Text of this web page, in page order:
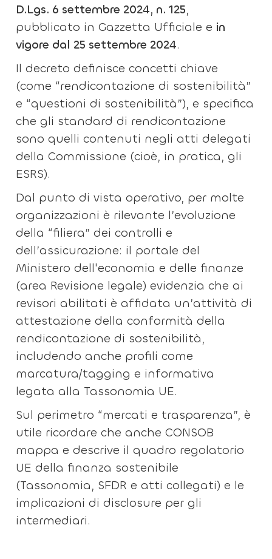
D.Lgs. 6 settembre 2024, n. 125,
pubblicato in Gazzetta Ufficiale e in
vigore dal 25 settembre 2024.
Il decreto definisce concetti chiave
(come “rendicontazione di sostenibilità”
e “questioni di sostenibilità”), e specifica
che gli standard di rendicontazione
sono quelli contenuti negli atti delegati
della Commissione (cioè, in pratica, gli
ESRS).
Dal punto di vista operativo, per molte
organizzazioni è rilevante l’evoluzione
della “filiera” dei controlli e
dell’assicurazione: il portale del
Ministero dell'economia e delle finanze
(area Revisione legale) evidenzia che ai
revisori abilitati è affidata un’attività di
attestazione della conformità della
rendicontazione di sostenibilità,
includendo anche profili come
marcatura/tagging e informativa
legata alla Tassonomia UE.
Sul perimetro “mercati e trasparenza”, è
utile ricordare che anche CONSOB
mappa e descrive il quadro regolatorio
UE della finanza sostenibile
(Tassonomia, SFDR e atti collegati) e le
implicazioni di disclosure per gli
intermediari.